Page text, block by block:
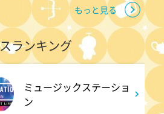
ワイド!スクランブル サタデ
ー
午後 1:30
八村塁スペシャルマッチ
BLACK SAMURAI SUMMIT
もっと見る
ランキング
ミュージックステーショ
ン